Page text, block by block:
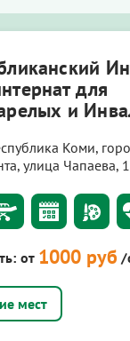
для
и
Коми,
улица Чапаева,
от 1000 руб /